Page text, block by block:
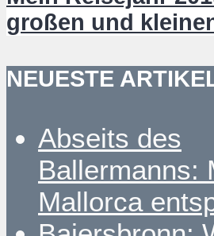
großen und
NEUESTE
Abseits des
Ballermanns:
Mallorca